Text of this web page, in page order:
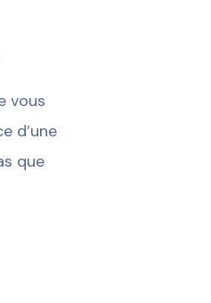
vous
d’une
que